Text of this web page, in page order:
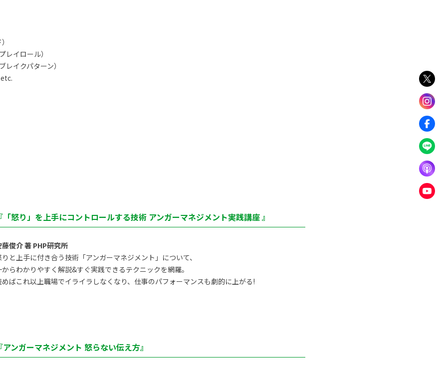
レイロール）
イクパターン）
『「怒り」を上手にコントロールする技術 アンガーマネジメント実践講座 』
藤俊介 著 PHP研究所
りと上手に付き合う技術「アンガーマネジメント」について、
からわかりやすく解説&すぐ実践できるテクニックを網羅。
めばこれ以上職場でイライラしなくなり、仕事のパフォーマンスも劇的に上がる!
『アンガーマネジメント 怒らない伝え方』